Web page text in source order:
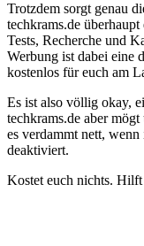
Trotzdem sorgt genau
techkrams.de
Tests, Recherche und
Werbung ist dabei eine
kostenlos für euch am
Es ist also völlig okay,
techkrams.de aber
es verdammt nett,
deaktiviert.
Kostet euch nichts. Hilft